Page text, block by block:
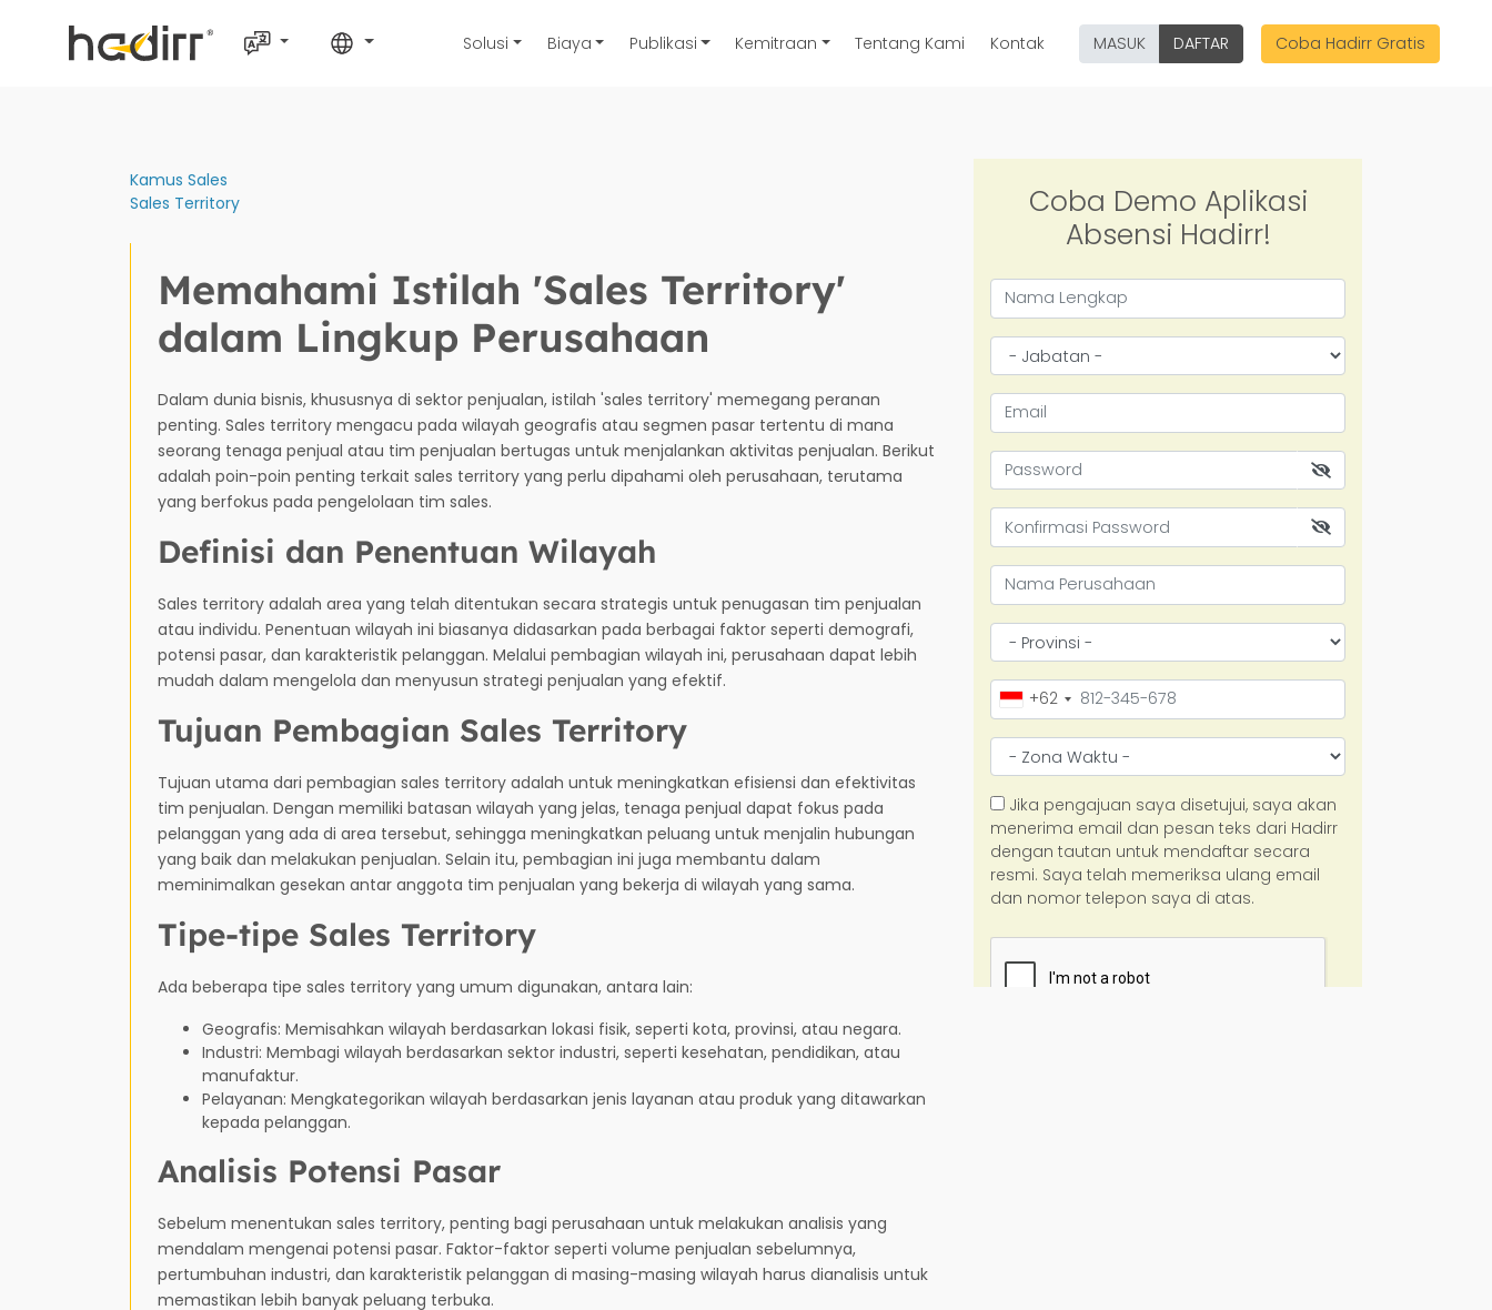
Solusi Biaya Publikasi Kemitraan Tentang Kami Kontak MASUK DAFTAR Coba Hadirr Gratis
Kamus Sales
Sales Territory
Memahami Istilah 'Sales Territory'
dalam Lingkup Perusahaan
Dalam dunia bisnis, khususnya di sektor penjualan, istilah 'sales territory' memegang peranan
penting. Sales territory mengacu pada wilayah geografis atau segmen pasar tertentu di mana
seorang tenaga penjual atau tim penjualan bertugas untuk menjalankan aktivitas penjualan. Berikut
adalah poin-poin penting terkait sales territory yang perlu dipahami oleh perusahaan, terutama
yang berfokus pada pengelolaan tim sales.
Definisi dan Penentuan Wilayah
Sales territory adalah area yang telah ditentukan secara strategis untuk penugasan tim penjualan
atau individu. Penentuan wilayah ini biasanya didasarkan pada berbagai faktor seperti demografi,
potensi pasar, dan karakteristik pelanggan. Melalui pembagian wilayah ini, perusahaan dapat lebih
mudah dalam mengelola dan menyusun strategi penjualan yang efektif.
Tujuan Pembagian Sales Territory
Tujuan utama dari pembagian sales territory adalah untuk meningkatkan efisiensi dan efektivitas
tim penjualan. Dengan memiliki batasan wilayah yang jelas, tenaga penjual dapat fokus pada
pelanggan yang ada di area tersebut, sehingga meningkatkan peluang untuk menjalin hubungan
yang baik dan melakukan penjualan. Selain itu, pembagian ini juga membantu dalam
meminimalkan gesekan antar anggota tim penjualan yang bekerja di wilayah yang sama.
Tipe-tipe Sales Territory
Ada beberapa tipe sales territory yang umum digunakan, antara lain:
Geografis: Memisahkan wilayah berdasarkan lokasi fisik, seperti kota, provinsi, atau negara.
Industri: Membagi wilayah berdasarkan sektor industri, seperti kesehatan, pendidikan, atau
manufaktur.
Pelayanan: Mengkategorikan wilayah berdasarkan jenis layanan atau produk yang ditawarkan
kepada pelanggan.
Analisis Potensi Pasar
Sebelum menentukan sales territory, penting bagi perusahaan untuk melakukan analisis yang
mendalam mengenai potensi pasar. Faktor-faktor seperti volume penjualan sebelumnya,
pertumbuhan industri, dan karakteristik pelanggan di masing-masing wilayah harus dianalisis untuk
memastikan lebih banyak peluang terbuka.